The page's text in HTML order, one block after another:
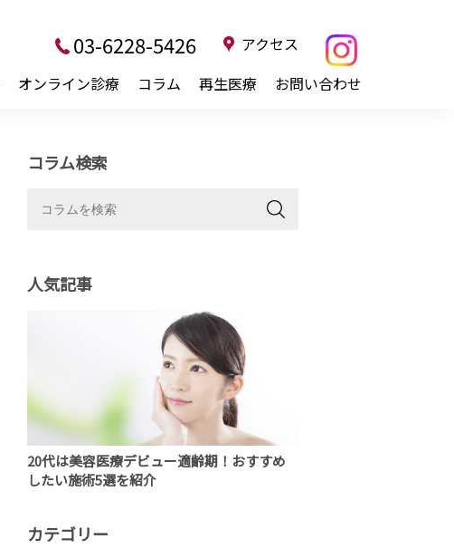
オンライン診療 コラム 再生医療 お問い合わせ
03-6228-5426 アクセス
コラム検索
人気記事
20代は美容医療デビュー適齢期！おすすめ
したい施術5選を紹介
カテゴリー